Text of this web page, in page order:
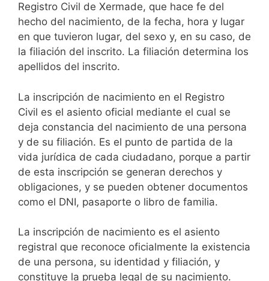
Registro Civil de Xermade, que hace fe del
hecho del nacimiento, de la fecha, hora y lugar
en que tuvieron lugar, del sexo y, en su caso, de
la filiación del inscrito. La filiación determina los
apellidos del inscrito.
La inscripción de nacimiento en el Registro
Civil es el asiento oficial mediante el cual se
deja constancia del nacimiento de una persona
y de su filiación. Es el punto de partida de la
vida jurídica de cada ciudadano, porque a partir
de esta inscripción se generan derechos y
obligaciones, y se pueden obtener documentos
como el DNI, pasaporte o libro de familia.
La inscripción de nacimiento es el asiento
registral que reconoce oficialmente la existencia
de una persona, su identidad y filiación, y
constituye la prueba legal de su nacimiento.